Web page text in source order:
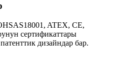
ATEX, CE,
сертификаттары
дизайндар бар.